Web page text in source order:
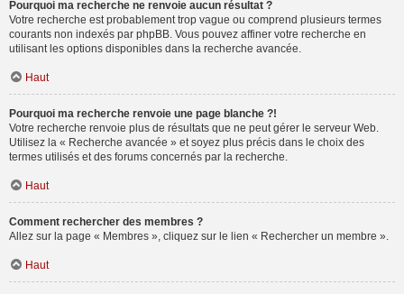
Pourquoi ma recherche ne renvoie aucun résultat ?
Votre recherche est probablement trop vague ou comprend plusieurs termes
courants non indexés par phpBB. Vous pouvez affiner votre recherche en
utilisant les options disponibles dans la recherche avancée.
Haut
Pourquoi ma recherche renvoie une page blanche ?!
Votre recherche renvoie plus de résultats que ne peut gérer le serveur Web.
Utilisez la « Recherche avancée » et soyez plus précis dans le choix des
termes utilisés et des forums concernés par la recherche.
Haut
Comment rechercher des membres ?
Allez sur la page « Membres », cliquez sur le lien « Rechercher un membre ».
Haut